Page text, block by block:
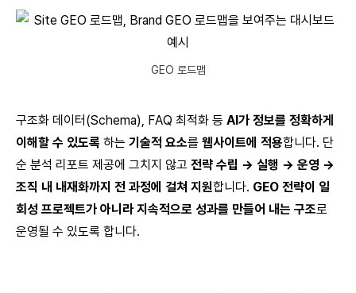
GEO 로드맵
구조화 데이터(Schema), FAQ 최적화 등 AI가 정보를 정확하게
이해할 수 있도록 하는 기술적 요소를 웹사이트에 적용합니다. 단
순 분석 리포트 제공에 그치지 않고 전략 수립 → 실행 → 운영 →
조직 내 내재화까지 전 과정에 걸쳐 지원합니다. GEO 전략이 일
회성 프로젝트가 아니라 지속적으로 성과를 만들어 내는 구조로
운영될 수 있도록 합니다.